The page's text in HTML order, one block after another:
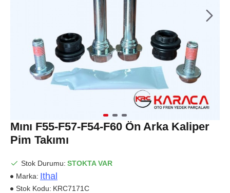
Mını F55-F57-F54-F60 Ön Arka Kaliper
Pim Takımı
Stok Durumu: STOKTA VAR
Marka: Ithal
Stok Kodu: KRC7171C